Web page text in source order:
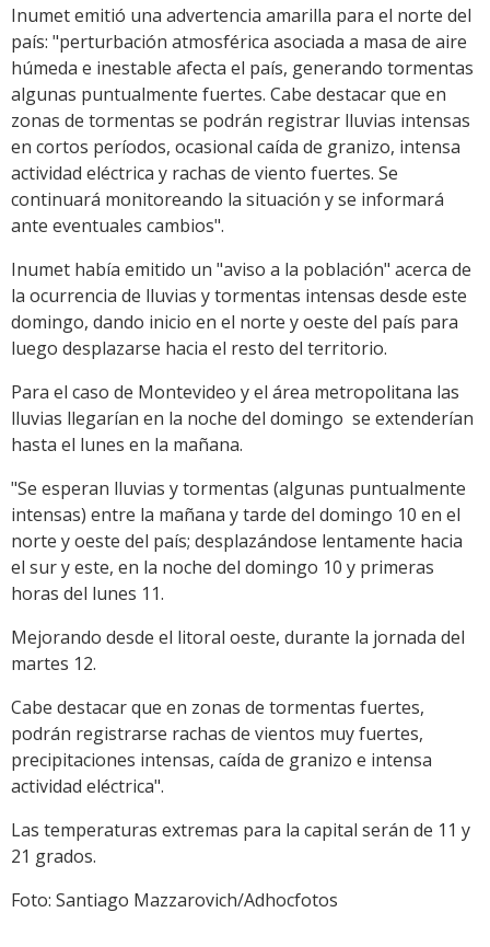
Link
Inumet emitió una advertencia amarilla para el norte del
país: "perturbación atmosférica asociada a masa de aire
húmeda e inestable afecta el país, generando tormentas
algunas puntualmente fuertes. Cabe destacar que en
zonas de tormentas se podrán registrar lluvias intensas
en cortos períodos, ocasional caída de granizo, intensa
actividad eléctrica y rachas de viento fuertes. Se
continuará monitoreando la situación y se informará
ante eventuales cambios".
Inumet había emitido un "aviso a la población" acerca de
la ocurrencia de lluvias y tormentas intensas desde este
domingo, dando inicio en el norte y oeste del país para
luego desplazarse hacia el resto del territorio.
Para el caso de Montevideo y el área metropolitana las
lluvias llegarían en la noche del domingo se extenderían
hasta el lunes en la mañana.
"Se esperan lluvias y tormentas (algunas puntualmente
intensas) entre la mañana y tarde del domingo 10 en el
norte y oeste del país; desplazándose lentamente hacia
el sur y este, en la noche del domingo 10 y primeras
horas del lunes 11.
Mejorando desde el litoral oeste, durante la jornada del
martes 12.
Cabe destacar que en zonas de tormentas fuertes,
podrán registrarse rachas de vientos muy fuertes,
precipitaciones intensas, caída de granizo e intensa
actividad eléctrica".
Las temperaturas extremas para la capital serán de 11 y
21 grados.
Foto: Santiago Mazzarovich/Adhocfotos